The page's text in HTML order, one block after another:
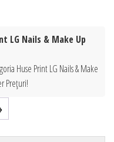
LG Nails & Make Up
Huse Print LG Nails & Make
Prețuri!